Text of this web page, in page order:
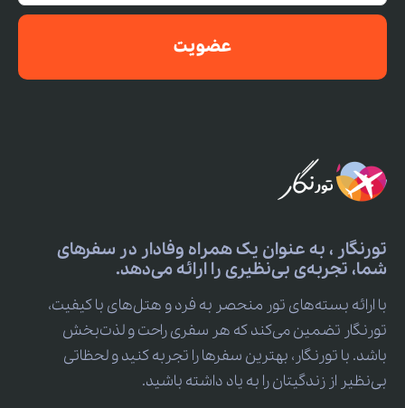
عضویت
تورنگار ، به عنوان یک همراه وفادار در سفرهای
شما، تجربه‌ی بی‌نظیری را ارائه می‌دهد.
با ارائه بسته‌های تور منحصر به فرد و هتل‌های با کیفیت،
تورنگار تضمین می‌کند که هر سفری راحت و لذت‌بخش
باشد. با تورنگار، بهترین سفرها را تجربه کنید و لحظاتی
بی‌نظیر از زندگیتان را به یاد داشته باشید.